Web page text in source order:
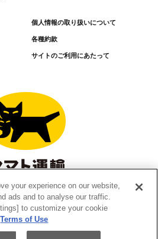
個人情報の取り扱いについて
各種約款
サイトのご利用にあたって
Co., Ltd. All Rights Reserved.
your experience on our website,
ads and to analyse our traffic.
to customize your cookie
Terms of Use